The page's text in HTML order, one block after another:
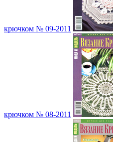
крючком № 09-2011
крючком № 08-2011